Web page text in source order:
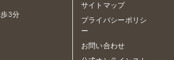
3分
サイトマップ
プライバシーポリシ
ー
お問い合わせ